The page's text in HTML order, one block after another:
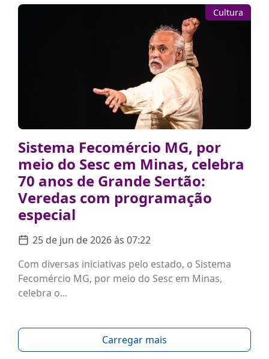
Cultura
Sistema Fecomércio MG, por
meio do Sesc em Minas, celebra
70 anos de Grande Sertão:
Veredas com programação
especial
25 de jun de 2026 às 07:22
Com diversas iniciativas pelo estado, o Sistema
Fecomércio MG, por meio do Sesc em Minas,
celebra o...
Carregar mais